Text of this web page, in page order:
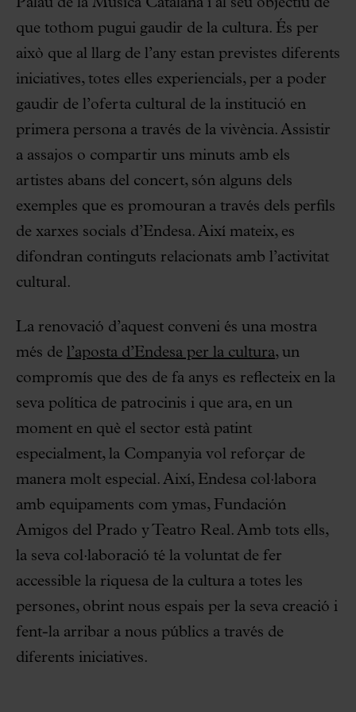
que tothom pugui gaudir de la cultura. És per
això que al llarg de l’any estan previstes diferents
iniciatives, totes elles experiencials, per a poder
gaudir de l’oferta cultural de la institució en
primera persona a través de la vivència. Assistir
a assajos o compartir uns minuts amb els
artistes abans del concert, són alguns dels
exemples que es promouran a través dels perfils
de xarxes socials d’Endesa. Així mateix, es
difondran continguts relacionats amb l’activitat
cultural.
La renovació d’aquest conveni és una mostra
més de l’aposta d’Endesa per la cultura, un
compromís que des de fa anys es reflecteix en la
seva política de patrocinis i que ara, en un
moment en què el sector està patint
especialment, la Companyia vol reforçar de
manera molt especial. Així, Endesa col·labora
amb equipaments com ymas, Fundación
Amigos del Prado y Teatro Real. Amb tots ells,
la seva col·laboració té la voluntat de fer
accessible la riquesa de la cultura a totes les
persones, obrint nous espais per la seva creació i
fent-la arribar a nous públics a través de
diferents iniciatives.